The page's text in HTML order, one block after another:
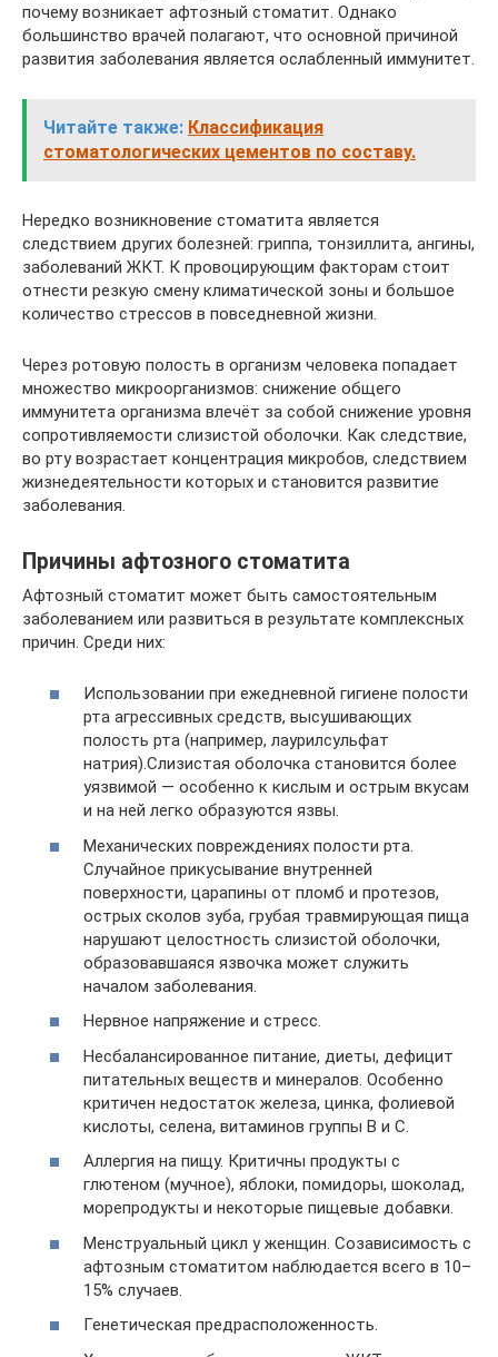
почему возникает афтозный стоматит. Однако
большинство врачей полагают, что основной причиной
развития заболевания является ослабленный иммунитет.
Читайте также: Классификация
стоматологических цементов по составу.
Нередко возникновение стоматита является
следствием других болезней: гриппа, тонзиллита, ангины,
заболеваний ЖКТ. К провоцирующим факторам стоит
отнести резкую смену климатической зоны и большое
количество стрессов в повседневной жизни.
Через ротовую полость в организм человека попадает
множество микроорганизмов: снижение общего
иммунитета организма влечёт за собой снижение уровня
сопротивляемости слизистой оболочки. Как следствие,
во рту возрастает концентрация микробов, следствием
жизнедеятельности которых и становится развитие
заболевания.
Причины афтозного стоматита
Афтозный стоматит может быть самостоятельным
заболеванием или развиться в результате комплексных
причин. Среди них:
Использовании при ежедневной гигиене полости
рта агрессивных средств, высушивающих
полость рта (например, лаурилсульфат
натрия).Слизистая оболочка становится более
уязвимой — особенно к кислым и острым вкусам
и на ней легко образуются язвы.
Механических повреждениях полости рта.
Случайное прикусывание внутренней
поверхности, царапины от пломб и протезов,
острых сколов зуба, грубая травмирующая пища
нарушают целостность слизистой оболочки,
образовавшаяся язвочка может служить
началом заболевания.
Нервное напряжение и стресс.
Несбалансированное питание, диеты, дефицит
питательных веществ и минералов. Особенно
критичен недостаток железа, цинка, фолиевой
кислоты, селена, витаминов группы В и С.
Аллергия на пищу. Критичны продукты с
глютеном (мучное), яблоки, помидоры, шоколад,
морепродукты и некоторые пищевые добавки.
Менструальный цикл у женщин. Созависимость с
афтозным стоматитом наблюдается всего в 10–
15% случаев.
Генетическая предрасположенность.